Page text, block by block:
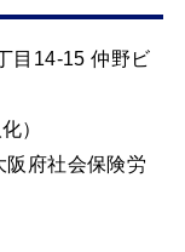
目14-15 仲野ビ
）
阪府社会保険労